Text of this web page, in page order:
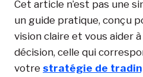
Cet article n’est pas une
un guide pratique, conçu
vision claire et vous aider
décision, celle qui
votre stratégie de